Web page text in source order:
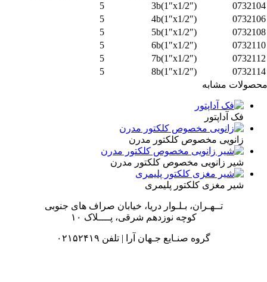
3b(1″x1/2″)
4b(1″x1/2″)
5b(1″x1/2″)
6b(1″x1/2″)
7b(1″x1/2″)
8b(1″x1/2″)
مشابه
فک آداپتور
زانویی مخصوص کلکتور مدرن
شیر زانویی مخصوص کلکتور مدرن
شیر مغزی کلکتور پلیمری
تــهـران، بـلـوار دریا، خیابان صراف های جنوبی
کوچه نوزدهم شرقی، پــــلاک ۱۰
گروه صنـایع جـهان آرا | تلفن ۰۲۱۵۲۴۱۹